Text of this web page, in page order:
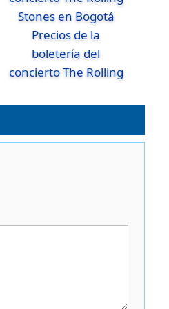
Precios de la
boletería del
concierto The Rolling